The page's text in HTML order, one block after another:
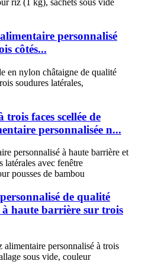
personnalisé
côtés...
trois faces scellée de
personnalisée n...
de qualité
haute barrière sur trois